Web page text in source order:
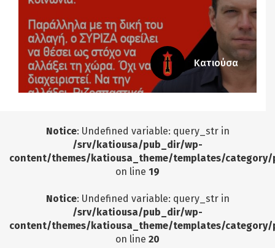
Κατιούσα
Notice: Undefined variable: query_str in
/srv/katiousa/pub_dir/wp-
content/themes/katiousa_theme/templates/
on line 19
Notice: Undefined variable: query_str in
/srv/katiousa/pub_dir/wp-
content/themes/katiousa_theme/templates/
on line 20